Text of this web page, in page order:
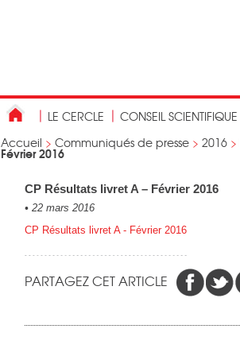
LE CERCLE CONSEIL SCIENTIFIQUE
Accueil > Communiqués de presse > 2016 >
Février 2016
CP Résultats livret A – Février 2016
• 22 mars 2016
CP Résultats livret A - Février 2016
PARTAGEZ CET ARTICLE